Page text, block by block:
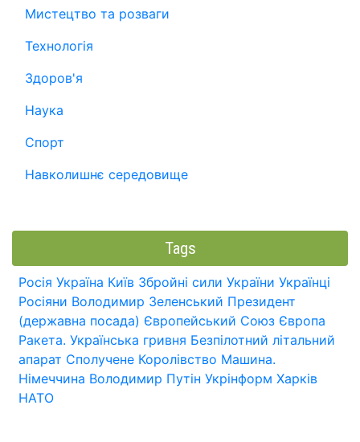
Мистецтво та розваги
Технологія
Здоров'я
Наука
Спорт
Навколишнє середовище
Tags
Росія Україна Київ Збройні сили України Українці
Росіяни Володимир Зеленський Президент
(державна посада) Європейський Союз Європа
Ракета. Українська гривня Безпілотний літальний
апарат Сполучене Королівство Машина.
Німеччина Володимир Путін Укрінформ Харків
НАТО